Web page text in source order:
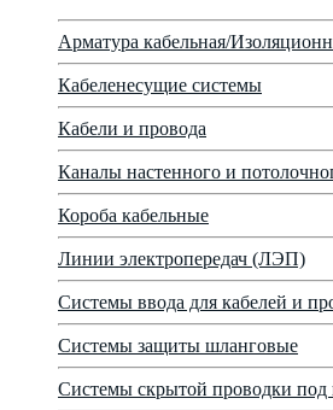
Арматура кабельная/
Кабеленесущие системы
Кабели и провода
Каналы настенного и
Короба кабельные
Линии электропередач (ЛЭП)
Системы ввода для кабелей и
Системы защиты шланговые
Системы скрытой проводки под